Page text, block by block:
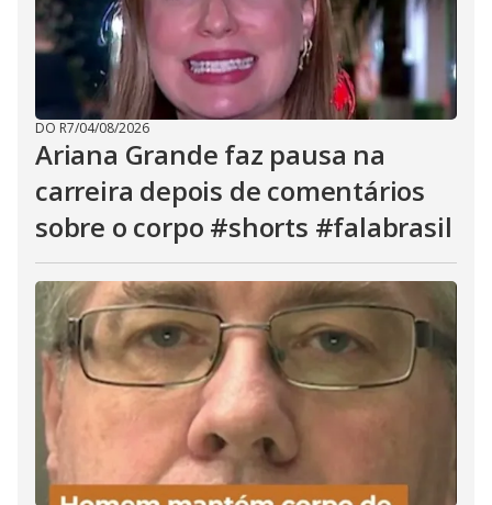
DO R7/04/08/2026
Ariana Grande faz pausa na
carreira depois de comentários
sobre o corpo #shorts #falabrasil